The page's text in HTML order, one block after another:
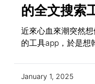
的全文搜索
近來心血來潮突然
的工具app，於是想
January 1, 2025